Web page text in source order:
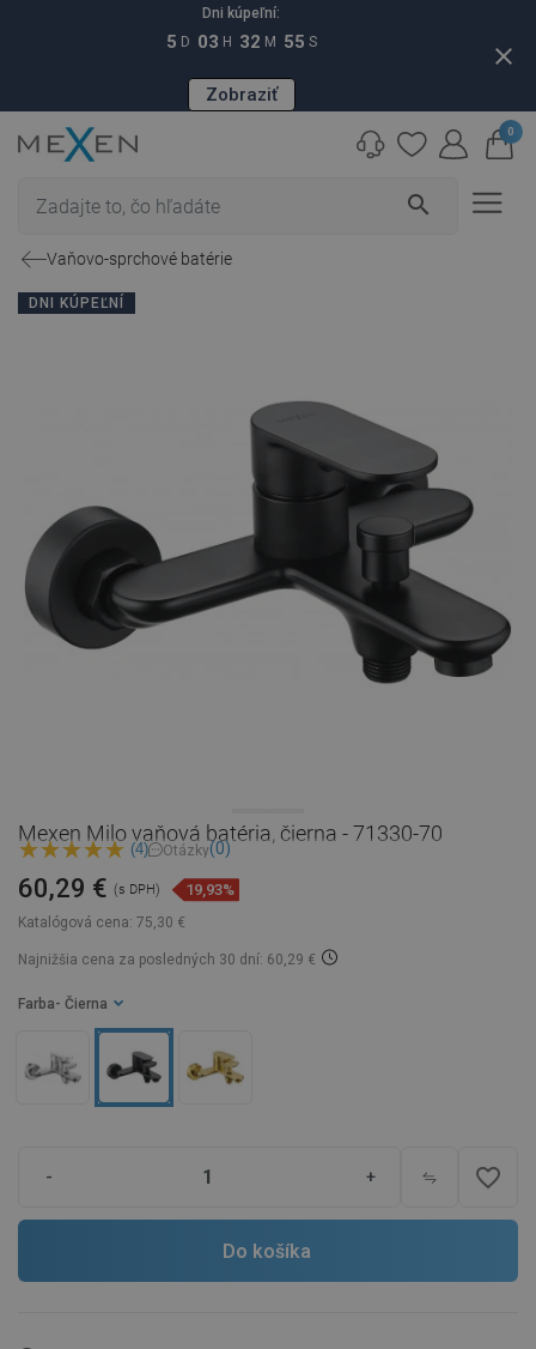
Dni kúpeľní:
5 D 03 H 32 M 54 S
Zobraziť
close
search
0
Vaňovo-sprchové batérie
DNI KÚPEĽNÍ
Mexen Milo vaňová batéria, čierna - 71330-70
(4) Otázky(0)
Katalógová cena: 75,30 €
60,29 € (s DPH) 19,93%
Najnižšia cena za posledných 30 dní: 60,29 €
Farba - Čierna
- + favorite_border
Do košíka